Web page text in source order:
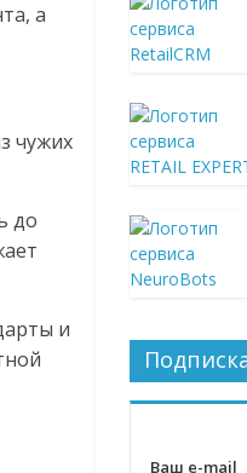
а
чужих
до
и
Ваш e-mail